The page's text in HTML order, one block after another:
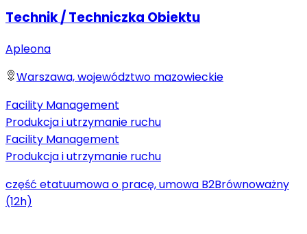
Technik / Techniczka Obiektu
Apleona
Warszawa, województwo mazowieckie
Facility Management
Produkcja i utrzymanie ruchu
Facility Management
Produkcja i utrzymanie ruchu
część etatuumowa o pracę, umowa B2Brównoważny
(12h)